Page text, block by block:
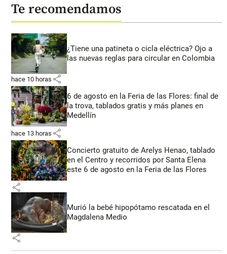
Te recomendamos
¿Tiene una patineta o cicla eléctrica? Ojo a
las nuevas reglas para circular en Colombia
hace 10 horas share
6 de agosto en la Feria de las Flores: final de
la trova, tablados gratis y más planes en
Medellín
hace 13 horas share
Concierto gratuito de Arelys Henao, tablado
en el Centro y recorridos por Santa Elena
este 6 de agosto en la Feria de las Flores
share
Murió la bebé hipopótamo rescatada en el
Magdalena Medio
share